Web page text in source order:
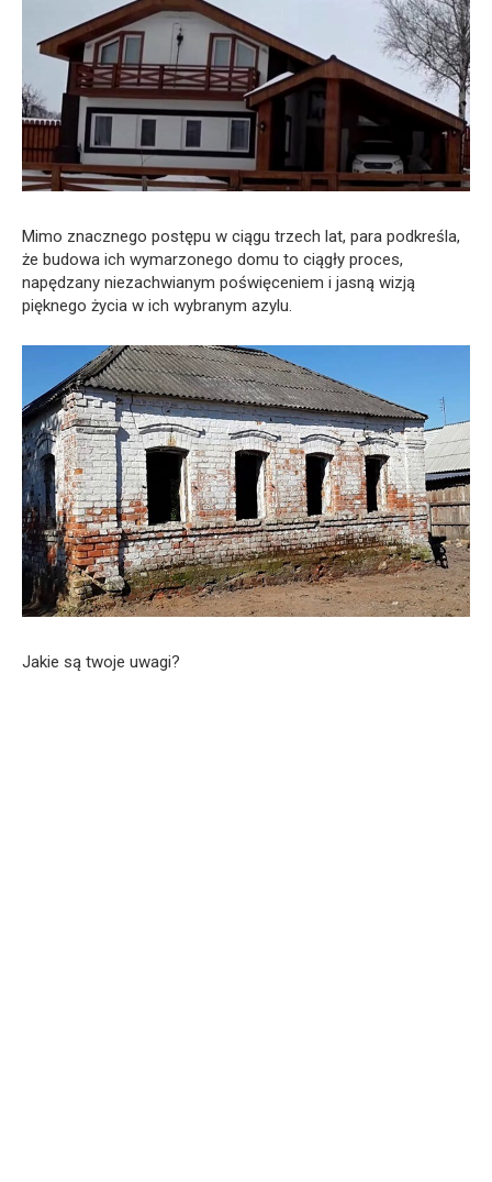
Mimo znacznego postępu w ciągu trzech lat, para podkreśla,
że budowa ich wymarzonego domu to ciągły proces,
napędzany niezachwianym poświęceniem i jasną wizją
pięknego życia w ich wybranym azylu.
Jakie są twoje uwagi?